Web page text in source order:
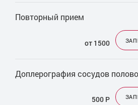
Повторный прием
от 1500
Доплерография сосудов
500 Р